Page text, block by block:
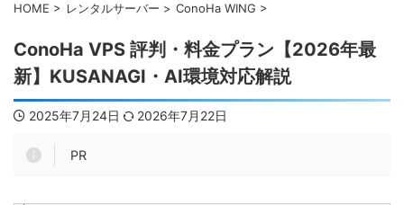
HOME > レンタルサーバー > ConoHa WING >
ConoHa VPS 評判・料金プラン【2026年最
新】KUSANAGI・AI環境対応解説
2025年7月24日 2026年7月22日
PR